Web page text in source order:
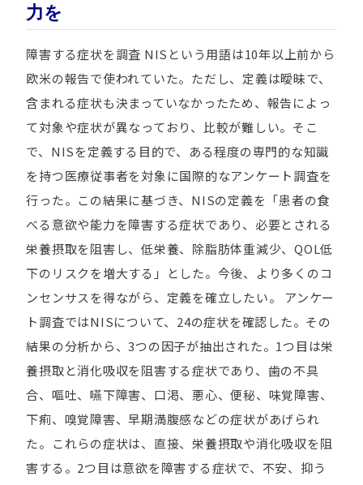
力を
障害する症状を調査 NISという用語は10年以上前から
欧米の報告で使われていた。ただし、定義は曖昧で、
含まれる症状も決まっていなかったため、報告によっ
て対象や症状が異なっており、比較が難しい。そこ
で、NISを定義する目的で、ある程度の専門的な知識
を持つ医療従事者を対象に国際的なアンケート調査を
行った。この結果に基づき、NISの定義を「患者の食
べる意欲や能力を障害する症状であり、必要とされる
栄養摂取を阻害し、低栄養、除脂肪体重減少、QOL低
下のリスクを増大する」とした。今後、より多くのコ
ンセンサスを得ながら、定義を確立したい。 アンケー
ト調査ではNISについて、24の症状を確認した。その
結果の分析から、3つの因子が抽出された。1つ目は栄
養摂取と消化吸収を阻害する症状であり、歯の不具
合、嘔吐、嚥下障害、口渇、悪心、便秘、味覚障害、
下痢、嗅覚障害、早期満腹感などの症状があげられ
た。これらの症状は、直接、栄養摂取や消化吸収を阻
害する。2つ目は意欲を障害する症状で、不安、抑う